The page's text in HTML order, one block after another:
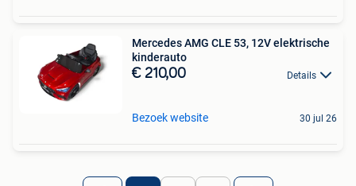
Mercedes AMG CLE 53, 12V elektrische
kinderauto
€ 210,00 Details
Bezoek website 30 jul 26